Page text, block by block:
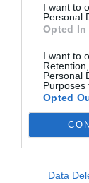
I want to
Personal
Opted In
I want to
Personal
Purposes
Opted
Data